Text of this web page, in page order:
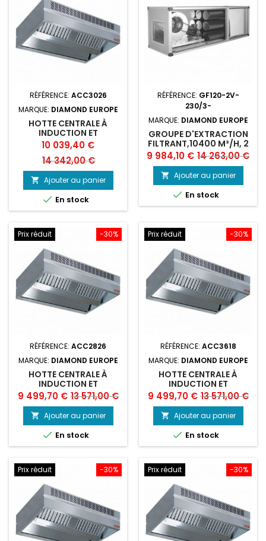
RÉFÉRENCE: ACC3026
MARQUE: DIAMOND EUROPE
HOTTE CENTRALE À
INDUCTION ET
COMPENSATION
"AMBIANCE"
Prix
10 039,40 €Prix
de
base
14 342,00 €
 Ajouter au panier
 En stock
RÉFÉRENCE: GF120-2V-
230/3-
MARQUE: DIAMOND EUROPE
GROUPE D'EXTRACTION
FILTRANT,10400 M³/H, 2
VITESSES
Prix
9 984,10 € Prix
de
base
14 263,00 €
 Ajouter au panier
 En stock
-30%
Prix réduit
RÉFÉRENCE: ACC2826
MARQUE: DIAMOND EUROPE
HOTTE CENTRALE À
INDUCTION ET
COMPENSATION
"AMBIANCE"
Prix
9 499,70 € Prix
de
base
13 571,00 €
 Ajouter au panier
 En stock
-30%
Prix réduit
RÉFÉRENCE: ACC3618
MARQUE: DIAMOND EUROPE
HOTTE CENTRALE À
INDUCTION ET
COMPENSATION
"AMBIANCE"
Prix
9 499,70 € Prix
de
base
13 571,00 €
 Ajouter au panier
 En stock
-30%
Prix réduit -30%
Prix réduit